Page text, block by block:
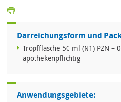
Darreichungsform und
Tropfflasche 50 ml (N1) PZN –
apothekenpflichtig
Anwendungsgebiete: